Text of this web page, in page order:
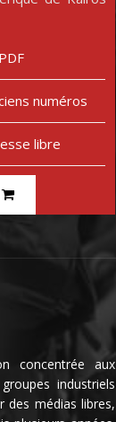
numéros
libre
concentrée aux
industriels
des médias libres,